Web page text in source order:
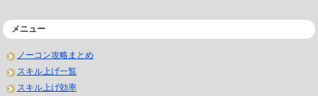
メニュー
ノーコン攻略まとめ
スキル上げ一覧
スキル上げ効率